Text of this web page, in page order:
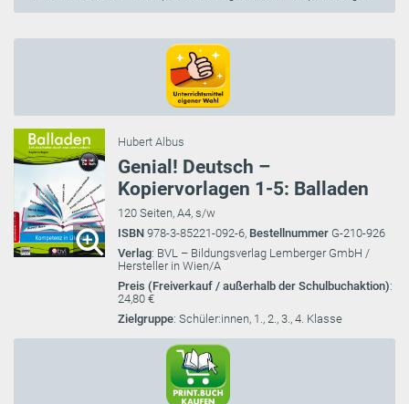
Hubert Albus
Genial! Deutsch –
Kopiervorlagen 1-5: Balladen
120 Seiten, A4, s/w
ISBN 978-3-85221-092-6, Bestellnummer G-210-926
Verlag: BVL – Bildungsverlag Lemberger GmbH /
Hersteller in Wien/A
Preis (Freiverkauf / außerhalb der Schulbuchaktion):
24,80 €
Zielgruppe: Schüler:innen, 1., 2., 3., 4. Klasse